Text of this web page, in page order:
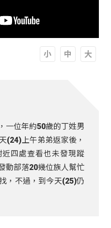
一位年約50歲的丁姓男
(24)上午弟弟返家後，
四處查看也未發現蹤
動部落20幾位族人幫忙
，不過，到今天(25)仍